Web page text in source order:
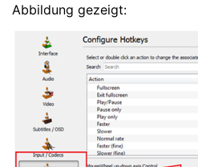
Abbildung gezeigt: